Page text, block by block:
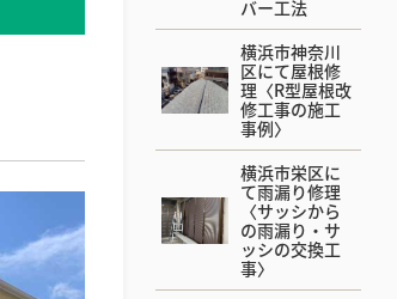
バー工法
横浜市神奈川
区にて屋根修
理〈R型屋根改
修工事の施工
事例〉
横浜市栄区に
て雨漏り修理
〈サッシから
の雨漏り・サ
ッシの交換工
事〉